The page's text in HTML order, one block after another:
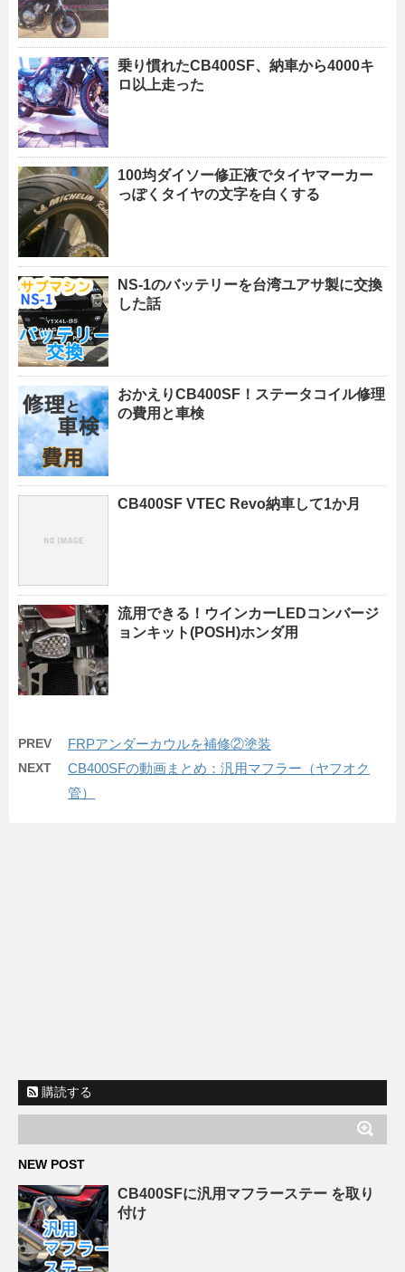
乗り慣れたCB400SF、納車から4000キ
ロ以上走った
100均ダイソー修正液でタイヤマーカー
っぽくタイヤの文字を白くする
NS-1のバッテリーを台湾ユアサ製に交換
した話
おかえりCB400SF！ステータコイル修理
の費用と車検
CB400SF VTEC Revo納車して1か月
流用できる！ウインカーLEDコンバージ
ョンキット(POSH)ホンダ用
PREV FRPアンダーカウルを補修②塗装
NEXT
CB400SFの動画まとめ：汎用マフラー（ヤフオク
管）
購読する
NEW POST
CB400SFに汎用マフラーステー を取り
付け